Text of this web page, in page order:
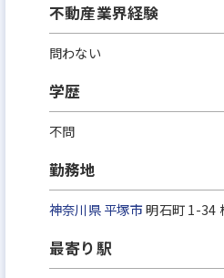
不動産業界経験
問わない
学歴
不問
勤務地
神奈川県平塚市明石町 1-34
最寄り駅